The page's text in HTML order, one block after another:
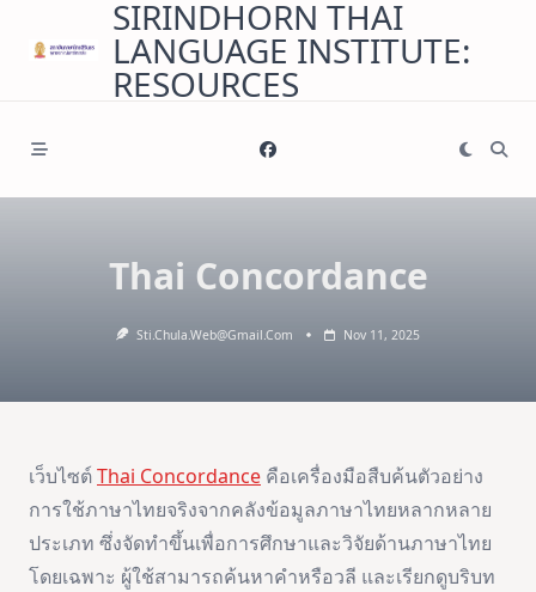
SIRINDHORN THAI
LANGUAGE INSTITUTE:
RESOURCES
Thai Concordance
Sti.chula.web@gmail.com Nov 11, 2025
เว็บไซต์Thai Concordance คือเครื่องมือสืบค้นตัวอย่าง
การใช้ภาษาไทยจริงจากคลังข้อมูลภาษาไทยหลากหลาย
ประเภท ซึ่งจัดทำขึ้นเพื่อการศึกษาและวิจัยด้านภาษาไทย
โดยเฉพาะ ผู้ใช้สามารถค้นหาคำหรือวลี และเรียกดูบริบท